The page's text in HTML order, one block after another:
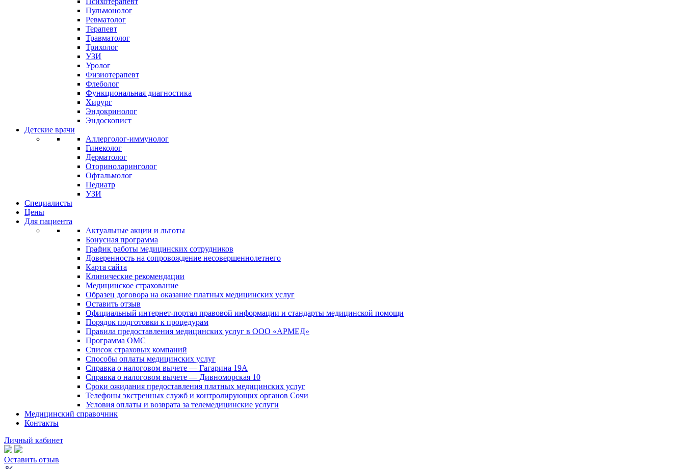
Пульмонолог
Ревматолог
Терапевт
Травматолог
Трихолог
УЗИ
Уролог
Физиотерапевт
Флеболог
Функциональная диагностика
Хирург
Эндокринолог
Эндоскопист
Детские врачи
Аллерголог-иммунолог
Гинеколог
Дерматолог
Оториноларинголог
Офтальмолог
Педиатр
УЗИ
Специалисты
Цены
Для пациента
Актуальные акции и льготы
Бонусная программа
График работы медицинских сотрудников
Доверенность на сопровождение несовершеннолетнего
Карта сайта
Клинические рекомендации
Медицинское страхование
Образец договора на оказание платных медицинских услуг
Оставить отзыв
Официальный интернет-портал правовой информации и стандарты медицинской помощи
Порядок подготовки к процедурам
Правила предоставления медицинских услуг в ООО «АРМЕД»
Программа ОМС
Список страховых компаний
Способы оплаты медицинских услуг
Справка о налоговом вычете — Гагарина 19А
Справка о налоговом вычете — Дивноморская 10
Сроки ожидания предоставления платных медицинских услуг
Телефоны экстренных служб и контролирующих органов Сочи
Условия оплаты и возврата за телемедицинские услуги
Медицинский справочник
Контакты
Личный кабинет
Оставить отзыв